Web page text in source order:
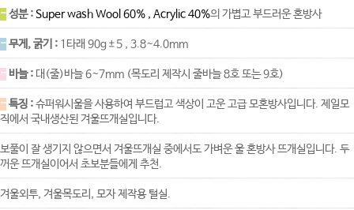
-성분 :Super wash Wool 60% , Acrylic 40%의 가볍고 부드러운 혼방사
-무게, 굵기 : 1타래 90g±5 , 3.8~4.0mm
- 바늘 : 대(줄)바늘 6~7mm (목도리 제작시 줄바늘 8호 또는 9호)
-특징 :슈퍼워시울을 사용하여 부드럽고 색상이 고운 고급 모혼방사입니다. 제일모
직에서 국내생산된 겨울뜨개실입니다.
보풀이 잘 생기지 않으면서 겨울뜨개실 중에서도 가벼운 울 혼방사 뜨개실입니다. 두
꺼운 뜨개실이어서 초보분들에게 추천.
겨울외투, 겨울목도리, 모자 제작용 털실.